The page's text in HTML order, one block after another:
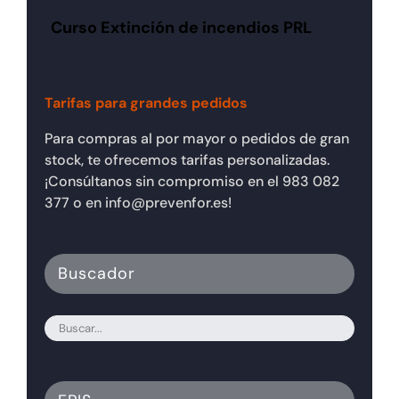
Curso Extinción de incendios PRL
Tarifas para grandes pedidos
Para compras al por mayor o pedidos de gran
stock, te ofrecemos tarifas personalizadas.
¡Consúltanos sin compromiso en el 983 082
377 o en info@prevenfor.es!
Buscador